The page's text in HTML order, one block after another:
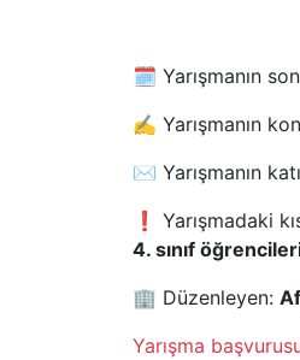
🗓️ Yarışmanın
✍️ Yarışmanın
✉️ Yarışmanın
❗ Yarışmadaki
4. sınıf
🏢 Düzenleyen:
Yarışma